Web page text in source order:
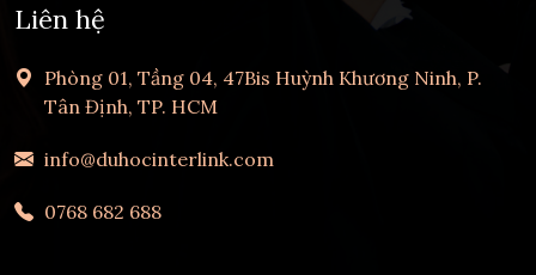
Liên hệ
Phòng 01, Tầng 04, 47Bis Huỳnh Khương Ninh, P.
Tân Định, TP. HCM
info@duhocinterlink.com
0768 682 688